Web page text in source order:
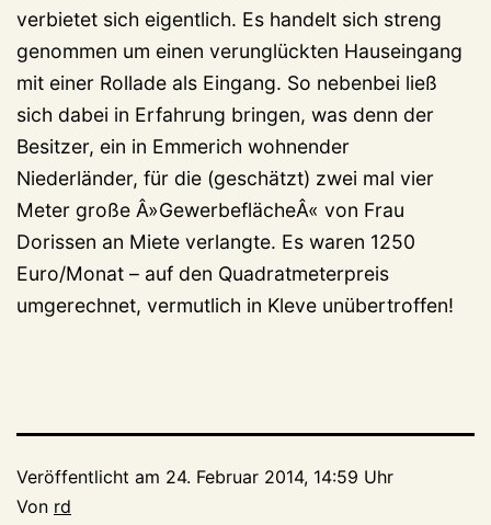
verbietet sich eigentlich. Es handelt sich streng
genommen um einen verunglückten Hauseingang
mit einer Rollade als Eingang. So nebenbei ließ
sich dabei in Erfahrung bringen, was denn der
Besitzer, ein in Emmerich wohnender
Niederländer, für die (geschätzt) zwei mal vier
Meter große Â»GewerbeflächeÂ« von Frau
Dorissen an Miete verlangte. Es waren 1250
Euro/Monat – auf den Quadratmeterpreis
umgerechnet, vermutlich in Kleve unübertroffen!
Veröffentlicht am 24. Februar 2014, 14:59 Uhr
Von rd